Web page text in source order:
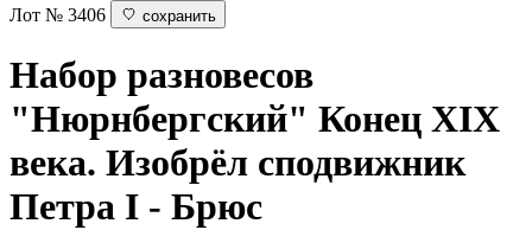
Лот № 3406
сохранить
Набор разновесов
"Нюрнбергский" Конец XIX
века. Изобрёл сподвижник
Петра I - Брюс